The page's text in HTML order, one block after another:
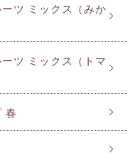
ツ ミックス（みか
ツ ミックス（トマ
春